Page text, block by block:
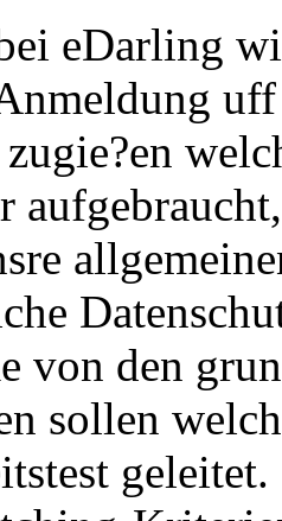
eDarling
von den
sollen